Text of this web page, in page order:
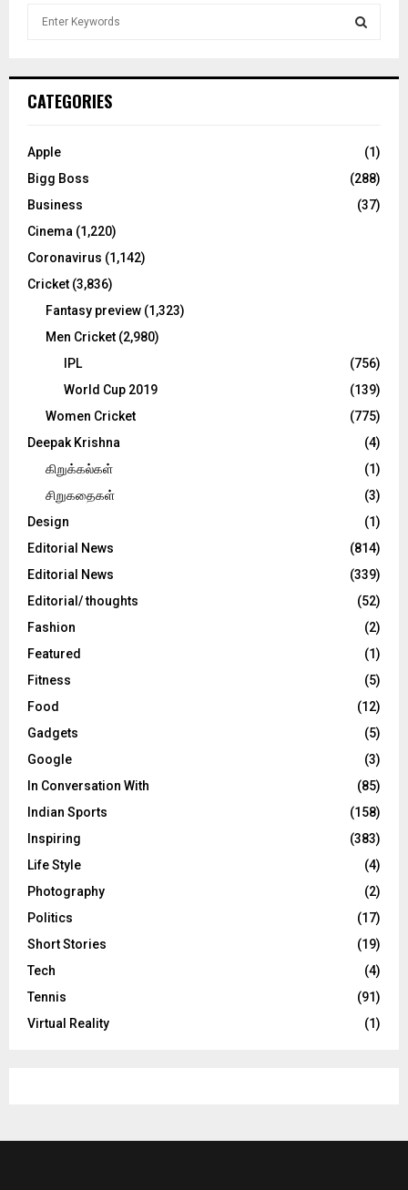
h
o
:
C
CATEGORIES
Apple
(1)
Bigg Boss
(288)
Business
(37)
Cinema (1,220)
Coronavirus (1,142)
Cricket (3,836)
Fantasy preview (1,323)
Men Cricket (2,980)
IPL
(756)
World Cup 2019
(139)
Women Cricket
(775)
Deepak Krishna
(4)
கிறுக்கல்கள்
(1)
சிறுகதைகள்
(3)
Design
(1)
Editorial News
(814)
Editorial News
(339)
Editorial/ thoughts
(52)
Fashion
(2)
Featured
(1)
Fitness
(5)
Food
(12)
Gadgets
(5)
Google
(3)
In Conversation With
(85)
Indian Sports
(158)
Inspiring
(383)
Life Style
(4)
Photography
(2)
Politics
(17)
Short Stories
(19)
Tech
(4)
Tennis
(91)
Virtual Reality
(1)